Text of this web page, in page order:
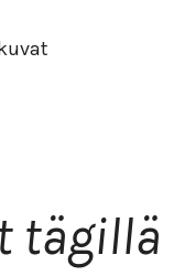
tägillä